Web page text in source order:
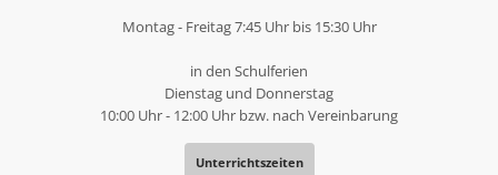
Montag - Freitag 7:45 Uhr bis 15:30 Uhr
in den Schulferien
Dienstag und Donnerstag
10:00 Uhr - 12:00 Uhr bzw. nach Vereinbarung
Unterrichtszeiten